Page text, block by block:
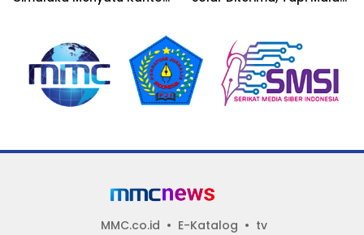
MMC.co.id E-Katalog tv